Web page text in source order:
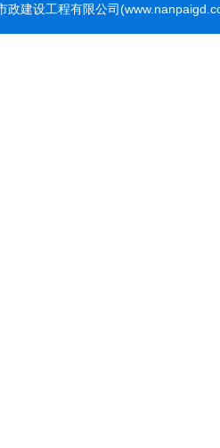
建设工程有限公司